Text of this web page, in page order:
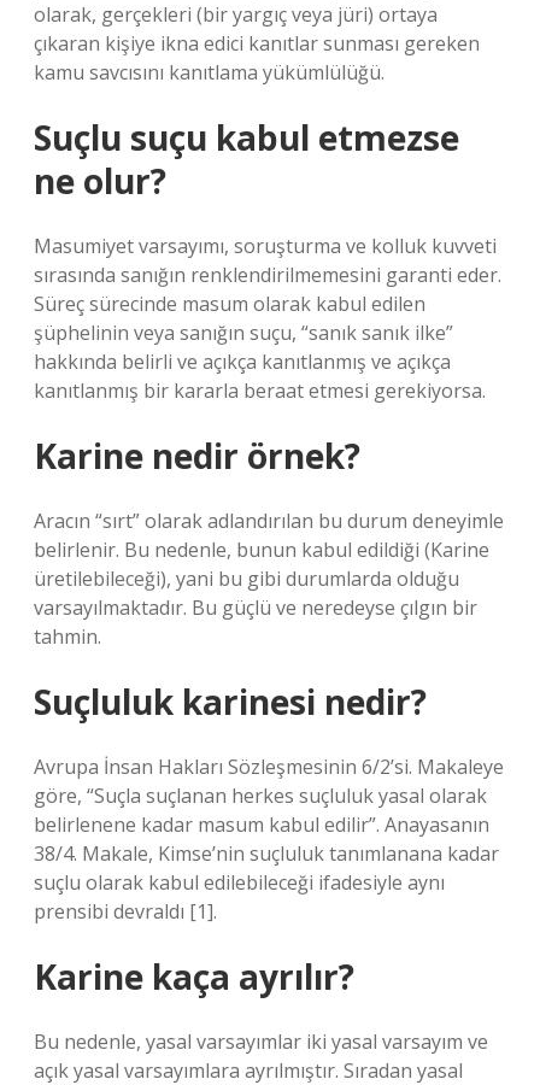
olarak, gerçekleri (bir yargıç veya jüri) ortaya
çıkaran kişiye ikna edici kanıtlar sunması gereken
kamu savcısını kanıtlama yükümlülüğü.
Suçlu suçu kabul etmezse
ne olur?
Masumiyet varsayımı, soruşturma ve kolluk kuvveti
sırasında sanığın renklendirilmemesini garanti eder.
Süreç sürecinde masum olarak kabul edilen
şüphelinin veya sanığın suçu, “sanık sanık ilke”
hakkında belirli ve açıkça kanıtlanmış ve açıkça
kanıtlanmış bir kararla beraat etmesi gerekiyorsa.
Karine nedir örnek?
Aracın “sırt” olarak adlandırılan bu durum deneyimle
belirlenir. Bu nedenle, bunun kabul edildiği (Karine
üretilebileceği), yani bu gibi durumlarda olduğu
varsayılmaktadır. Bu güçlü ve neredeyse çılgın bir
tahmin.
Suçluluk karinesi nedir?
Avrupa İnsan Hakları Sözleşmesinin 6/2’si. Makaleye
göre, “Suçla suçlanan herkes suçluluk yasal olarak
belirlenene kadar masum kabul edilir”. Anayasanın
38/4. Makale, Kimse’nin suçluluk tanımlanana kadar
suçlu olarak kabul edilebileceği ifadesiyle aynı
prensibi devraldı [1].
Karine kaça ayrılır?
Bu nedenle, yasal varsayımlar iki yasal varsayım ve
açık yasal varsayımlara ayrılmıştır. Sıradan yasal